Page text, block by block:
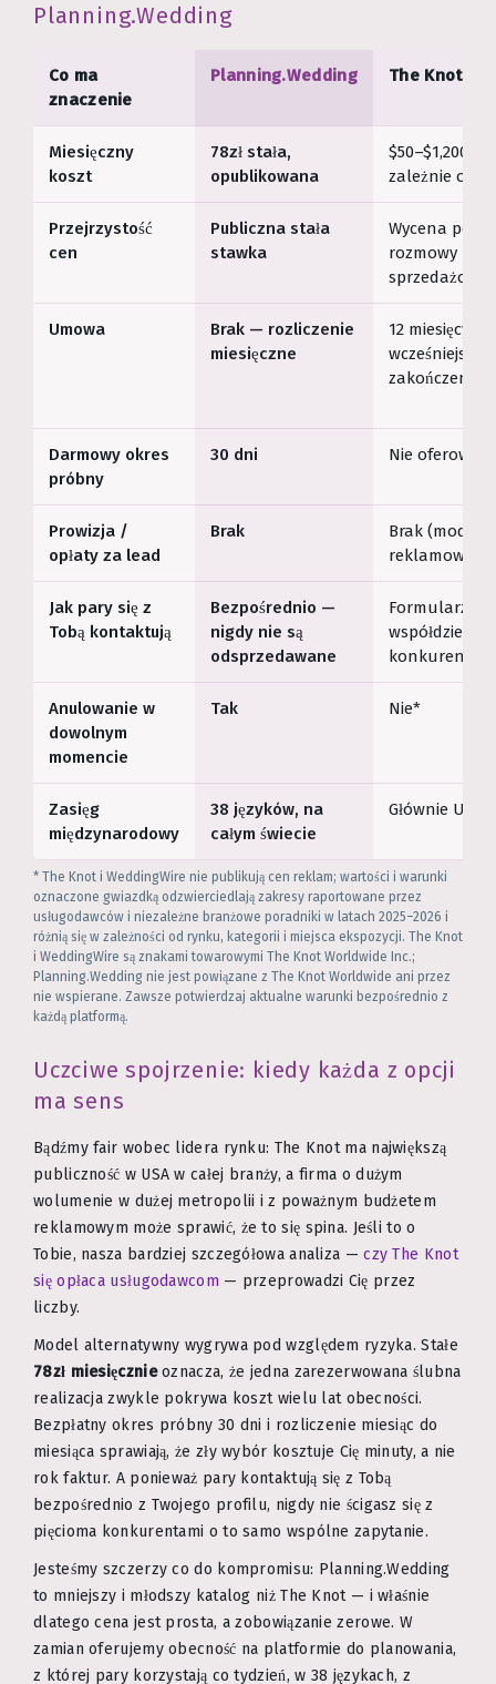
Planning.Wedding
Co ma
znaczenie
Planning.Wedding The Knot
Miesięczny
koszt
78zł stała,
opublikowana
$50–$1,200+
zależnie od
Przejrzystość
cen
Publiczna stała
stawka
Wycena
rozmowy
sprzedażowej
Umowa
Brak — rozliczenie
miesięczne
12 miesięcy,
zakończenia*
Darmowy okres
próbny
30 dni Nie
Prowizja /
opłaty za lead
Brak
Brak (model
reklamowy)
Jak pary się z
Tobą kontaktują
Bezpośrednio —
nigdy nie są
odsprzedawane
Formularze
konkurencją*
Anulowanie w
dowolnym
momencie
Tak Nie*
Zasięg
międzynarodowy
38 języków, na
całym świecie
Głównie USA
* The Knot i WeddingWire nie publikują cen reklam; wartości i warunki
oznaczone gwiazdką odzwierciedlają zakresy raportowane przez
usługodawców i niezależne branżowe poradniki w latach 2025–2026 i
różnią się w zależności od rynku, kategorii i miejsca ekspozycji. The Knot
i WeddingWire są znakami towarowymi The Knot Worldwide Inc.;
Planning.Wedding nie jest powiązane z The Knot Worldwide ani przez
nie wspierane. Zawsze potwierdzaj aktualne warunki bezpośrednio z
każdą platformą.
Uczciwe spojrzenie: kiedy każda z opcji
ma sens
Bądźmy fair wobec lidera rynku: The Knot ma największą
publiczność w USA w całej branży, a firma o dużym
wolumenie w dużej metropolii i z poważnym budżetem
reklamowym może sprawić, że to się spina. Jeśli to o
Tobie, nasza bardziej szczegółowa analiza —czy The Knot
się opłaca usługodawcom — przeprowadzi Cię przez
liczby.
Model alternatywny wygrywa pod względem ryzyka. Stałe
78zł miesięcznieoznacza, że jedna zarezerwowana ślubna
realizacja zwykle pokrywa koszt wielu lat obecności.
Bezpłatny okres próbny 30 dni i rozliczenie miesiąc do
miesiąca sprawiają, że zły wybór kosztuje Cię minuty, a nie
rok faktur. A ponieważ pary kontaktują się z Tobą
bezpośrednio z Twojego profilu, nigdy nie ścigasz się z
pięcioma konkurentami o to samo wspólne zapytanie.
Jesteśmy szczerzy co do kompromisu: Planning.Wedding
to mniejszy i młodszy katalog niż The Knot — i właśnie
dlatego cena jest prosta, a zobowiązanie zerowe. W
zamian oferujemy obecność na platformie do planowania,
z której pary korzystają co tydzień, w 38 językach, z